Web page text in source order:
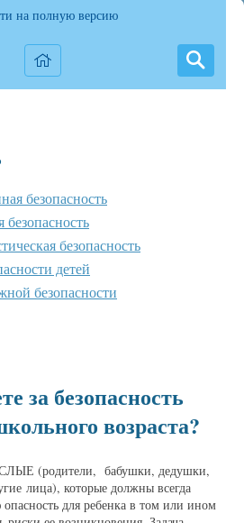
на полную версию
безопасность
безопасность
безопасность
детей
безопасности
за безопасность
возраста?
(родители, бабушки, дедушки,
лица), которые должны всегда
для ребенка в том или ином